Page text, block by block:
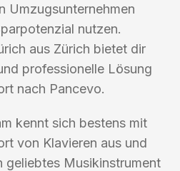
Umzugsunternehmen
nutzen.
aus Zürich bietet dir
professionelle Lösung
nach Pancevo.
kennt sich bestens mit
von Klavieren aus und
geliebtes Musikinstrument